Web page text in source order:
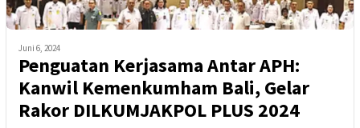
Juni 6, 2024
Penguatan Kerjasama Antar APH:
Kanwil Kemenkumham Bali, Gelar
Rakor DILKUMJAKPOL PLUS 2024